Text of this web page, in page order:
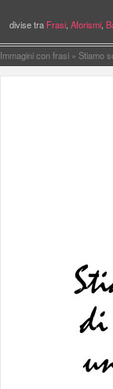
divise tra Frasi, Aforismi,
Immagini con frasi » Stiamo